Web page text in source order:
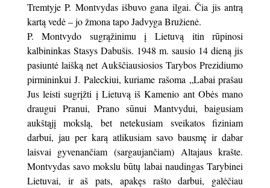
Tremtyje P. Montvydas išbuvo gana ilgai. Čia jis antrą
kartą vedė – jo žmona tapo Jadvyga Bružienė.
P. Montvydo sugrąžinimu į Lietuvą itin rūpinosi
kalbininkas Stasys Dabušis. 1948 m. sausio 14 dieną jis
pasiuntė laišką net Aukščiausiosios Tarybos Prezidiumo
pirmininkui J. Paleckiui, kuriame rašoma „Labai prašau
Jus leisti sugrįžti į Lietuvą iš Kamenio ant Obės mano
draugui Pranui, Prano sūnui Mantvydui, baigusiam
aukštąjį mokslą, bet netekusiam sveikatos fiziniam
darbui, jau per karą atlikusiam savo bausmę ir dabar
laisvai gyvenančiam (sargaujančiam) Altajaus krašte.
Montvydas savo mokslu būtų labai naudingas Tarybinei
Lietuvai, ir aš pats, apakęs rašto darbui, galėčiau